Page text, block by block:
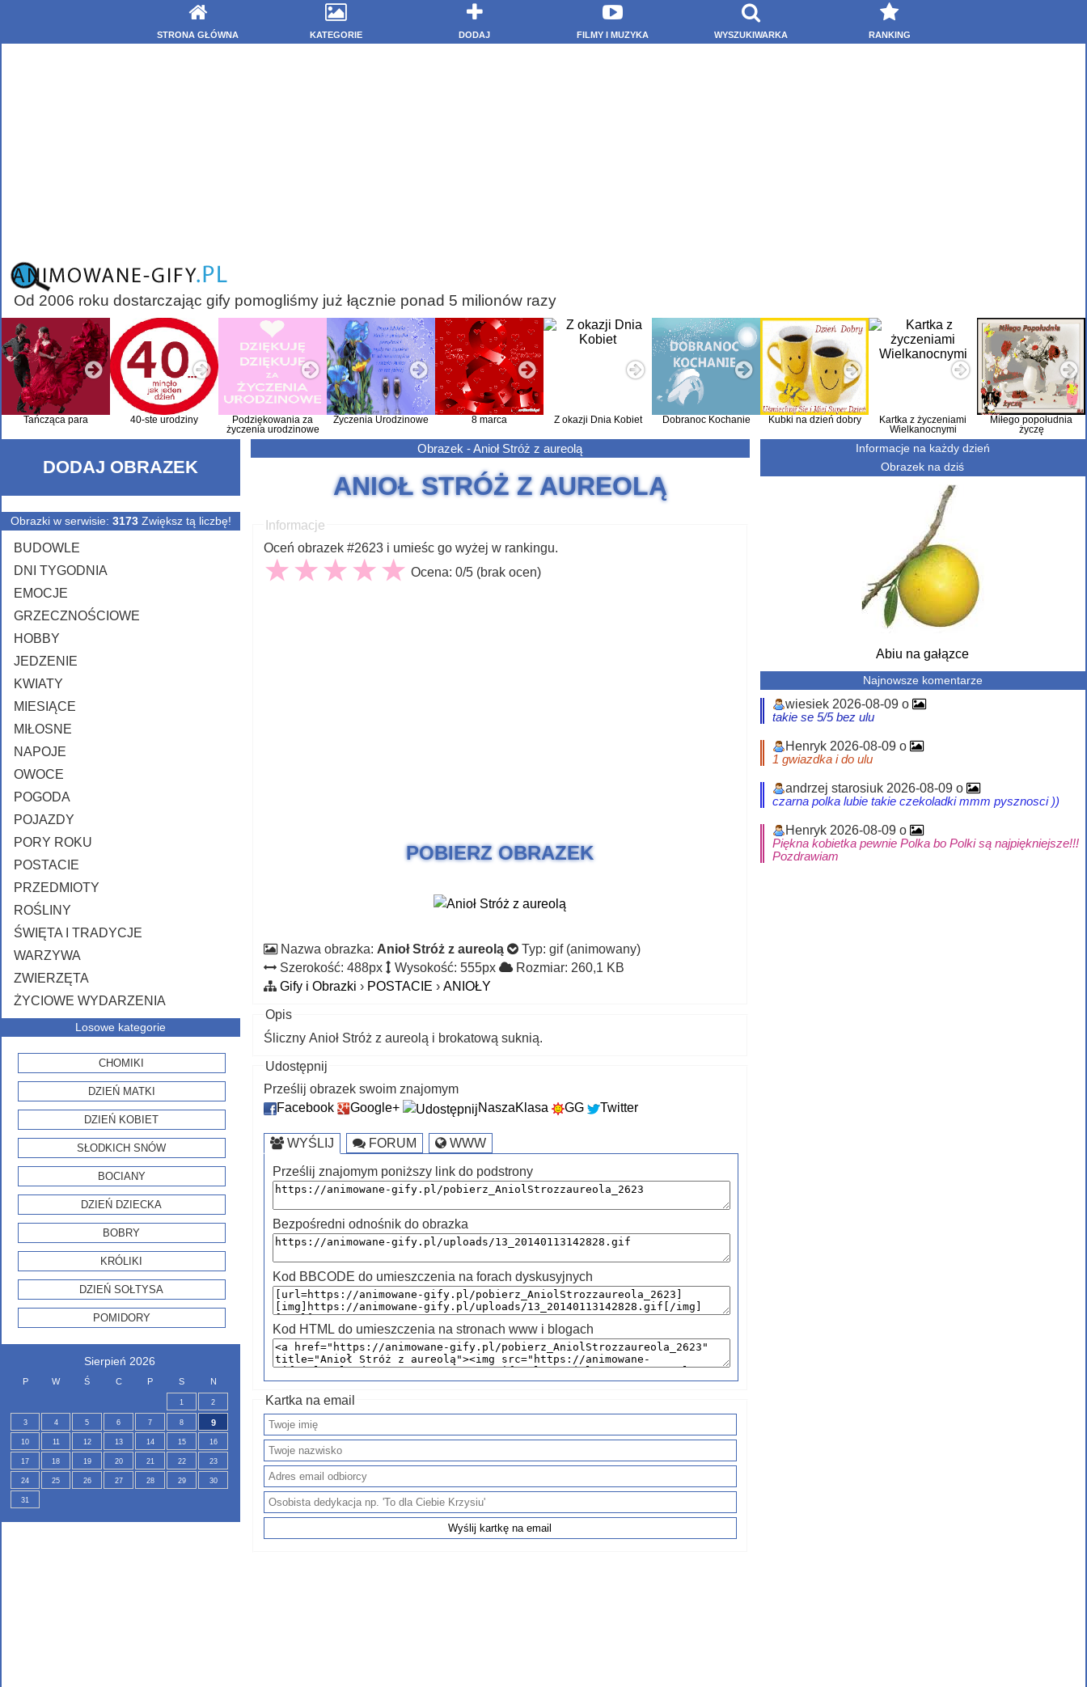
STRONA GŁÓWNA KATEGORIE DODAJ FILMY I MUZYKA WYSZUKIWARKA RANKING
Od 2006 roku dostarczając gify pomogliśmy już łącznie ponad 5 milionów razy
Tańcząca para 40-ste urodziny
Podziękowania za
życzenia urodzinowe
Życzenia Urodzinowe 8 marca Z okazji Dnia Kobiet Dobranoc Kochanie Kubki na dzień dobry
Kartka z życzeniami
Wielkanocnymi
Miłego popołudnia
życzę
DODAJ OBRAZEK
Obrazki w serwisie: 3173Zwiększ tą liczbę!
BUDOWLE
DNI TYGODNIA
EMOCJE
GRZECZNOŚCIOWE
HOBBY
JEDZENIE
KWIATY
MIESIĄCE
MIŁOSNE
NAPOJE
OWOCE
POGODA
POJAZDY
PORY ROKU
POSTACIE
PRZEDMIOTY
ROŚLINY
ŚWIĘTA I TRADYCJE
WARZYWA
ZWIERZĘTA
ŻYCIOWE WYDARZENIA
Losowe kategorie
CHOMIKI
DZIEŃ MATKI
DZIEŃ KOBIET
SŁODKICH SNÓW
BOCIANY
DZIEŃ DZIECKA
BOBRY
KRÓLIKI
DZIEŃ SOŁTYSA
POMIDORY
Sierpień 2026
P W Ś C P S N
1 2
3 4 5 6 7 8 9
10 11 12 13 14 15 16
17 18 19 20 21 22 23
24 25 26 27 28 29 30
31
Obrazek - Anioł Stróż z aureolą
ANIOŁ STRÓŻ Z AUREOLĄ
Informacje
Oceń obrazek #2623 i umieśc go wyżej w rankingu.
Ocena: 0/5 (brak ocen)
POBIERZ OBRAZEK
Nazwa obrazka: Anioł Stróż z aureolą
Typ: gif (animowany)
Szerokość: 488px
Wysokość: 555px
Rozmiar: 260,1 KB
Gify i Obrazki › POSTACIE ›ANIOŁY
Opis
Śliczny Anioł Stróż z aureolą i brokatową suknią.
Udostępnij
Prześlij obrazek swoim znajomym
Facebook
Google+ NaszaKlasa GG Twitter
WYŚLIJ FORUM WWW
Prześlij znajomym poniższy link do podstrony
Bezpośredni odnośnik do obrazka
Kod BBCODE do umieszczenia na forach dyskusyjnych
Kod HTML do umieszczenia na stronach www i blogach
Kartka na email
Informacje na każdy dzień
Obrazek na dziś
Abiu na gałązce
Najnowsze komentarze
wiesiek 2026-08-09 o
takie se 5/5 bez ulu
Henryk 2026-08-09 o
1 gwiazdka i do ulu
andrzej starosiuk 2026-08-09 o
czarna polka lubie takie czekoladki mmm pysznosci ))
Henryk 2026-08-09 o
Piękna kobietka pewnie Polka bo Polki są najpiękniejsze!!!
Pozdrawiam